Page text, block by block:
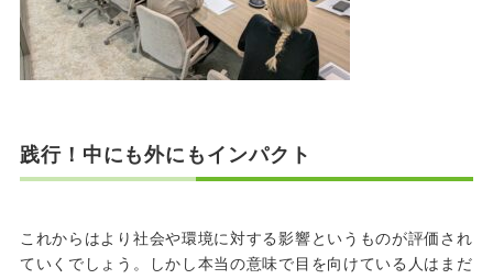
践行！中にも外にもインパクト
これからはより社会や環境に対する影響というものが評価され
ていくでしょう。しかし本当の意味で目を向けている人はまだ